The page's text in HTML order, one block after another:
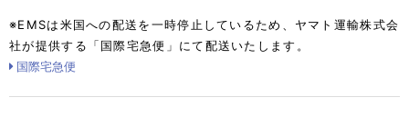
※EMSは米国への配送を一時停止しているため、ヤマト運輸株式会
社が提供する「国際宅急便」にて配送いたします。
国際宅急便